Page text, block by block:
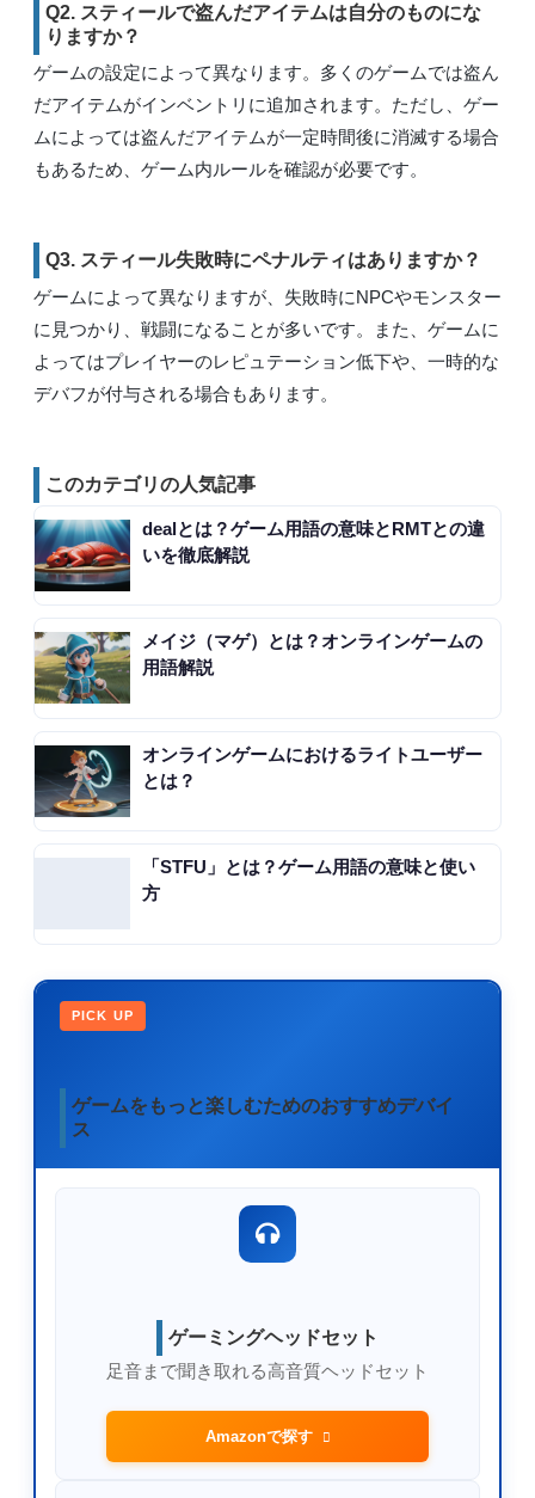
Q2. スティールで盗んだアイテムは自分のものにな
りますか？
ゲームの設定によって異なります。多くのゲームでは盗ん
だアイテムがインベントリに追加されます。ただし、ゲー
ムによっては盗んだアイテムが一定時間後に消滅する場合
もあるため、ゲーム内ルールを確認が必要です。
Q3. スティール失敗時にペナルティはありますか？
ゲームによって異なりますが、失敗時にNPCやモンスター
に見つかり、戦闘になることが多いです。また、ゲームに
よってはプレイヤーのレピュテーション低下や、一時的な
デバフが付与される場合もあります。
このカテゴリの人気記事
dealとは？ゲーム用語の意味とRMTとの違
いを徹底解説
メイジ（マゲ）とは？オンラインゲームの
用語解説
オンラインゲームにおけるライトユーザー
とは？
「STFU」とは？ゲーム用語の意味と使い
方
PICK UP
ゲームをもっと楽しむためのおすすめデバイ
ス
ゲーミングヘッドセット
足音まで聞き取れる高音質ヘッドセット
Amazonで探す